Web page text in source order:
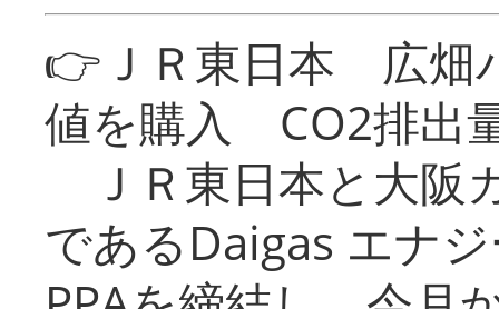
👉ＪＲ東日本 広畑
値を購入 CO2排出
ＪＲ東日本と大阪
であるDaigas エナ